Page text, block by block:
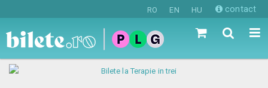
RO EN HU contact